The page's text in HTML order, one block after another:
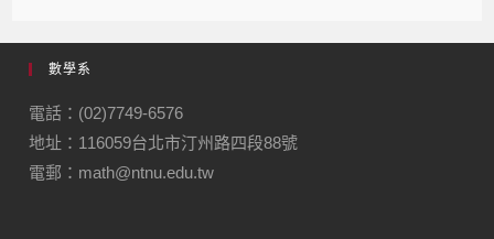
e
b
o
o
k
gr
m
數學系
電話：(02)7749-6576
地址：116059台北市汀州路四段88號
電郵：math@ntnu.edu.tw